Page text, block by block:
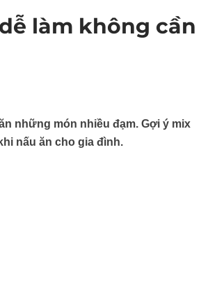
làm không cần
những món nhiều đạm. Gợi ý mix
nấu ăn cho gia đình.